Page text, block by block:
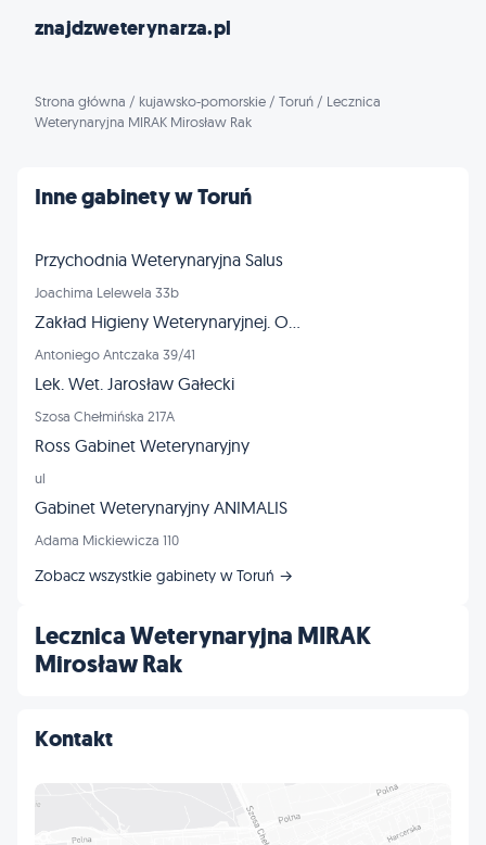
znajdzweterynarza.pl
Strona główna / kujawsko-pomorskie / Toruń / Lecznica
Weterynaryjna MIRAK Mirosław Rak
Lecznica Weterynaryjna MIRAK
Mirosław Rak
Kontakt
Inne gabinety w Toruń
Przychodnia Weterynaryjna Salus
Joachima Lelewela 33b
Zakład Higieny Weterynaryjnej. Oddział
Antoniego Antczaka 39/41
Lek. Wet. Jarosław Gałecki
Szosa Chełmińska 217A
Ross Gabinet Weterynaryjny
ul
Gabinet Weterynaryjny ANIMALIS
Adama Mickiewicza 110
Zobacz wszystkie gabinety w Toruń →